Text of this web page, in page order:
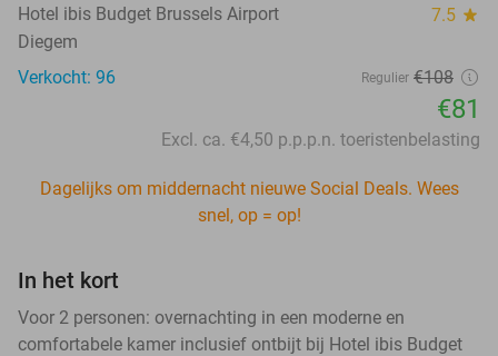
Hotel ibis Budget Brussels Airport 7.5 star
Diegem
Verkocht: 96
Regulier €108
€81
Excl. ca. €4,50 p.p.p.n. toeristenbelasting
Dagelijks om middernacht nieuwe Social Deals. Wees
snel, op = op!
In het kort
Voor 2 personen: overnachting in een moderne en
comfortabele kamer inclusief ontbijt bij Hotel ibis Budget